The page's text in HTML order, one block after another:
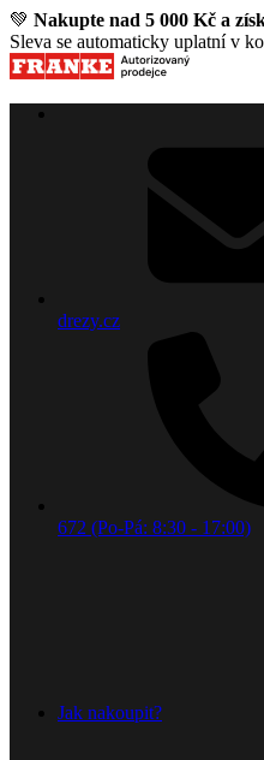
💚 Nakupte nad 5 000 Kč a
Sleva se automaticky uplatní v
drezy.cz
672 (Po-Pá: 8:30 - 17:00)
Jak nakoupit?